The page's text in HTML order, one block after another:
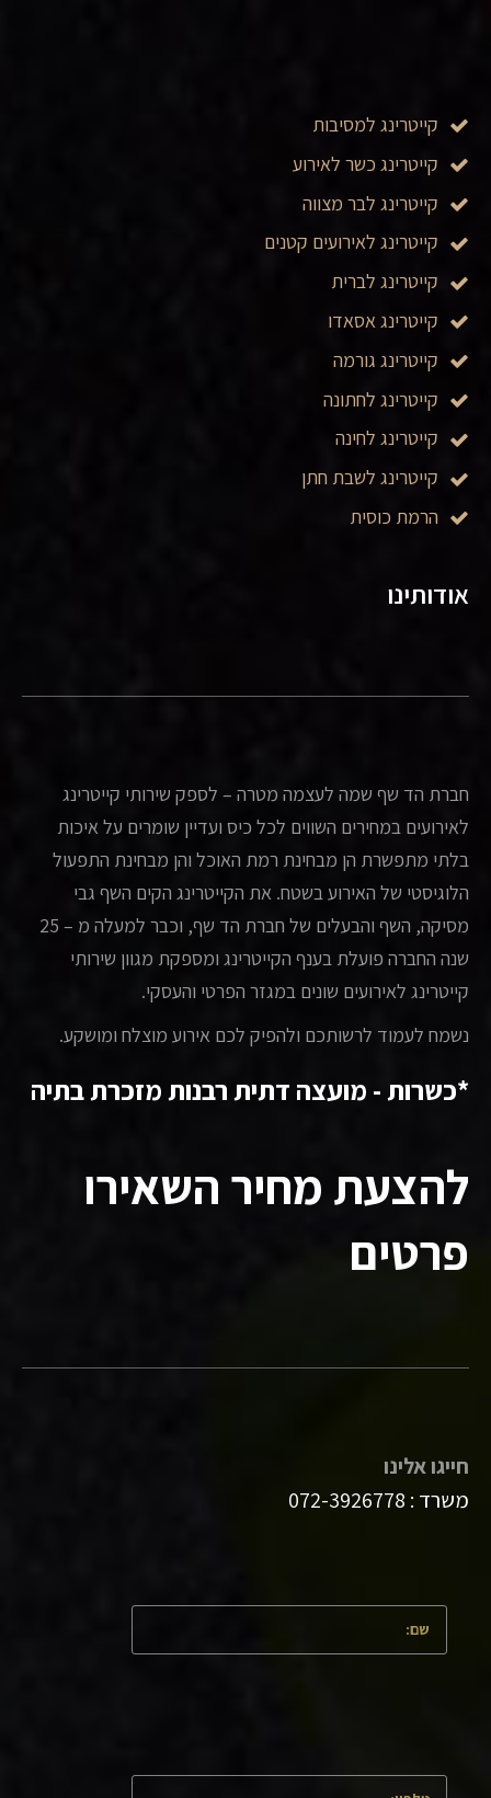
להצעת מחיר השאירו
פרטים
חייגו אלינו
משרד : 072-3926778
אודותינו
חברת הד שף שמה לעצמה מטרה – לספק שירותי קייטרינג
לאירועים במחירים השווים לכל כיס ועדיין שומרים על איכות
בלתי מתפשרת הן מבחינת רמת האוכל והן מבחינת התפעול
הלוגיסטי של האירוע בשטח. את הקייטרינג הקים השף גבי
מסיקה, השף והבעלים של חברת הד שף, וכבר למעלה מ – 25
שנה החברה פועלת בענף הקייטרינג ומספקת מגוון שירותי
קייטרינג לאירועים שונים במגזר הפרטי והעסקי.
נשמח לעמוד לרשותכם ולהפיק לכם אירוע מוצלח ומושקע.
*כשרות - מועצה דתית רבנות מזכרת בתיה
קייטרינג למסיבות
קייטרינג כשר לאירוע
קייטרינג לבר מצווה
קייטרינג לאירועים קטנים
קייטרינג לברית
קייטרינג אסאדו
קייטרינג גורמה
קייטרינג לחתונה
קייטרינג לחינה
קייטרינג לשבת חתן
הרמת כוסית